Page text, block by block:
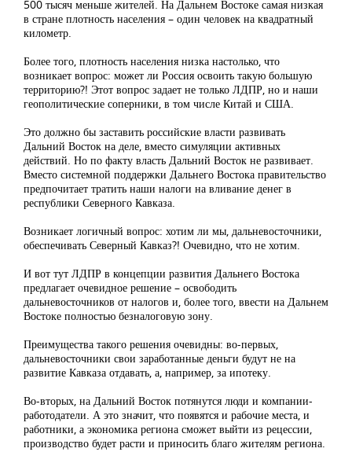
500 тысяч меньше жителей. На Дальнем Востоке самая низкая
в стране плотность населения – один человек на квадратный
километр.
Более того, плотность населения низка настолько, что
возникает вопрос: может ли Россия освоить такую большую
территорию?! Этот вопрос задает не только ЛДПР, но и наши
геополитические соперники, в том числе Китай и США.
Это должно бы заставить российские власти развивать
Дальний Восток на деле, вместо симуляции активных
действий. Но по факту власть Дальний Восток не развивает.
Вместо системной поддержки Дальнего Востока правительство
предпочитает тратить наши налоги на вливание денег в
республики Северного Кавказа.
Возникает логичный вопрос: хотим ли мы, дальневосточники,
обеспечивать Северный Кавказ?! Очевидно, что не хотим.
И вот тут ЛДПР в концепции развития Дальнего Востока
предлагает очевидное решение – освободить
дальневосточников от налогов и, более того, ввести на Дальнем
Востоке полностью безналоговую зону.
Преимущества такого решения очевидны: во-первых,
дальневосточники свои заработанные деньги будут не на
развитие Кавказа отдавать, а, например, за ипотеку.
Во-вторых, на Дальний Восток потянутся люди и компании-
работодатели. А это значит, что появятся и рабочие места, и
работники, а экономика региона сможет выйти из рецессии,
производство будет расти и приносить благо жителям региона.